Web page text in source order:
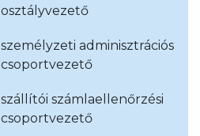
osztályvezető
személyzeti adminisztrációs
csoportvezető
szállítói számlaellenőrzési
csoportvezető